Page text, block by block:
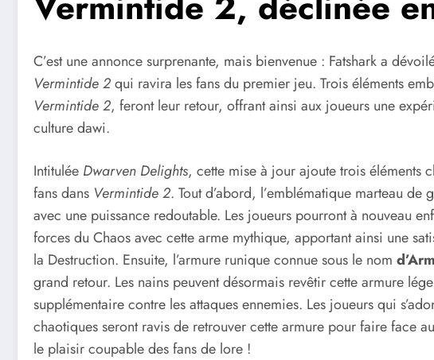
C’est une annonce surprenante, mais bienvenue : Fatshark a
Vermintide 2qui ravira les fans du premier jeu. Trois éléments
Vermintide 2, feront leur retour, offrant ainsi aux joueurs une
culture dawi.
Intitulée Dwarven Delights, cette mise à jour ajoute trois éléments
fans dans Vermintide 2. Tout d’abord, l’emblématique marteau de
avec une puissance redoutable. Les joueurs pourront à nouveau
forces du Chaos avec cette arme mythique, apportant ainsi une
la Destruction. Ensuite, l’armure runique connue sous le nom
grand retour. Les nains peuvent désormais revêtir cette armure
supplémentaire contre les attaques ennemies. Les joueurs qui
chaotiques seront ravis de retrouver cette armure pour faire face
le plaisir coupable des fans de lore !